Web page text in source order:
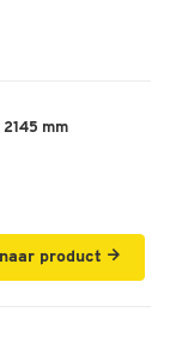
mm
product